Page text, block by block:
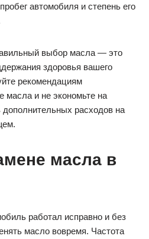
автомобиля и степень его
выбор масла — это
здоровья вашего
рекомендациям
масла и не экономьте на
дополнительных расходов на
масла в
работал исправно и без
масло вовремя. Частота